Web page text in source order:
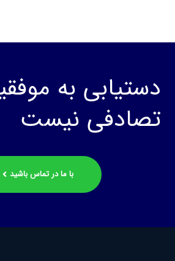
دستیابی به
تصادفی نیست
با ما در تماس باشید